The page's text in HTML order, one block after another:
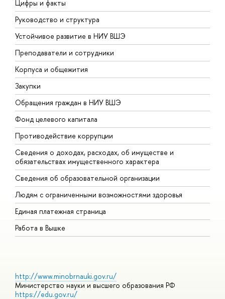
Цифры и факты
Руководство и структура
Устойчивое развитие в НИУ ВШЭ
Преподаватели и сотрудники
Корпуса и общежития
Закупки
Обращения граждан в НИУ ВШЭ
Фонд целевого капитала
Противодействие коррупции
Сведения о доходах, расходах, об имуществе и
обязательствах имущественного характера
Сведения об образовательной организации
Людям с ограниченными возможностями здоровья
Единая платежная страница
Работа в Вышке
http://www.minobrnauki.gov.ru/
Министерство науки и высшего образования РФ
https://edu.gov.ru/